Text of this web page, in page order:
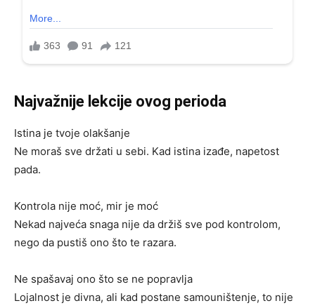
Najvažnije lekcije ovog perioda
Istina je tvoje olakšanje
Ne moraš sve držati u sebi. Kad istina izađe, napetost
pada.
Kontrola nije moć, mir je moć
Nekad najveća snaga nije da držiš sve pod kontrolom,
nego da pustiš ono što te razara.
Ne spašavaj ono što se ne popravlja
Lojalnost je divna, ali kad postane samouništenje, to nije